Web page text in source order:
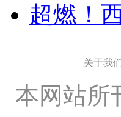
超燃！
关于我
本网站所